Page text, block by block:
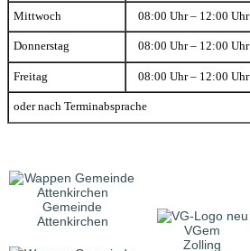
Mittwoch 08:00 Uhr – 12:00 Uhr
Donnerstag 08:00 Uhr – 12:00 Uhr
Freitag 08:00 Uhr – 12:00 Uhr
oder nach Terminabsprache
Gemeinde
Attenkirchen
VGem
Zolling